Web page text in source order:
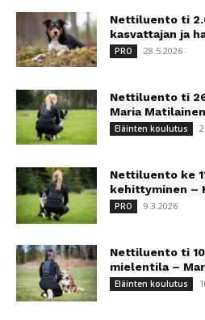
Nettiluento ti
kasvattajan ja
PRO 28.5.2026
Nettiluento ti
Maria Matilainen
Eläinten koulutus
Nettiluento ke
kehittyminen –
PRO 9.3.2026
Nettiluento ti
mielentila –
Eläinten koulutus